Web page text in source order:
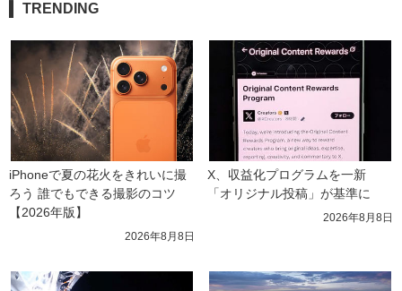
TRENDING
iPhoneで夏の花火をきれいに撮
ろう 誰でもできる撮影のコツ
【2026年版】
2026年8月8日
X、収益化プログラムを一新
「オリジナル投稿」が基準に
2026年8月8日